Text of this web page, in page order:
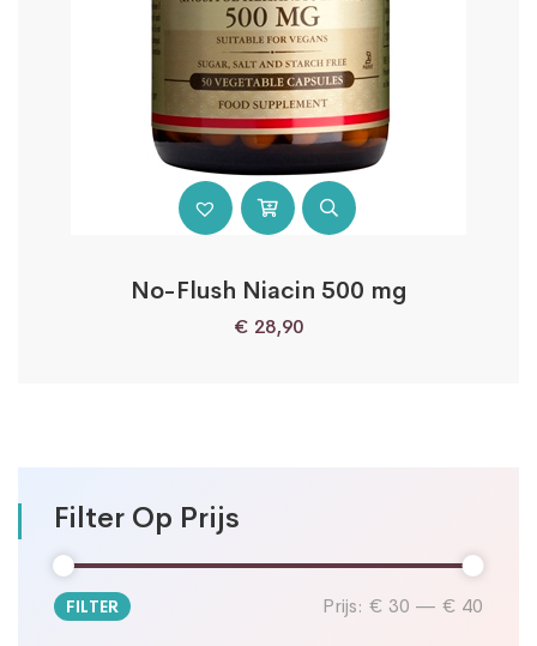
Filter Op Prijs
Min.
Max.
FILTER Prijs: € 30 — € 40
No-Flush Niacin 500 mg
€ 28,90